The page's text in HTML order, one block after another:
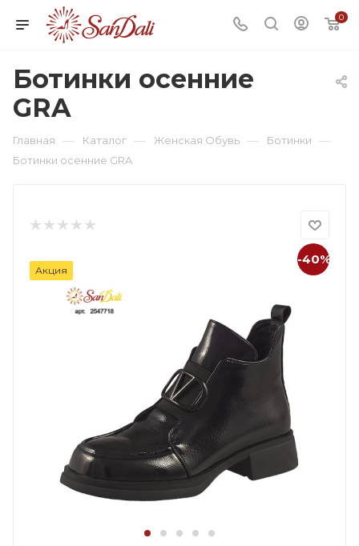
0
Ботинки осенние
GRA
Главная — Каталог — Женская Обувь — Ботинки —
Ботинки осенние GRA
-40%
Акция